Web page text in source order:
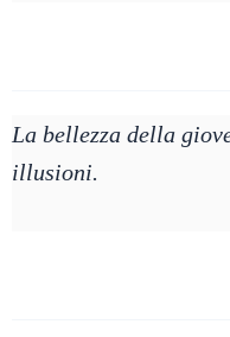
La bellezza della
illusioni.